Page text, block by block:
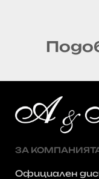
ЗА
Официален